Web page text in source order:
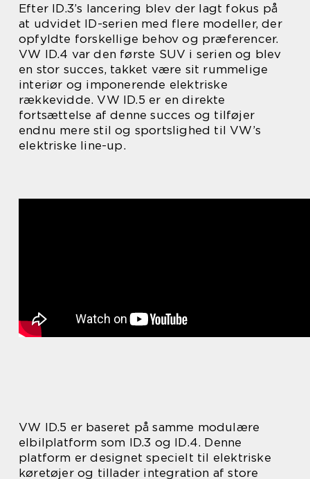
Efter ID.3’s lancering blev der lagt fokus på
at udvidet ID-serien med flere modeller, der
opfyldte forskellige behov og præferencer.
VW ID.4 var den første SUV i serien og blev
en stor succes, takket være sit rummelige
interiør og imponerende elektriske
rækkevidde. VW ID.5 er en direkte
fortsættelse af denne succes og tilføjer
endnu mere stil og sportslighed til VW’s
elektriske line-up.
VW ID.5 er baseret på samme modulære
elbilplatform som ID.3 og ID.4. Denne
platform er designet specielt til elektriske
køretøjer og tillader integration af store